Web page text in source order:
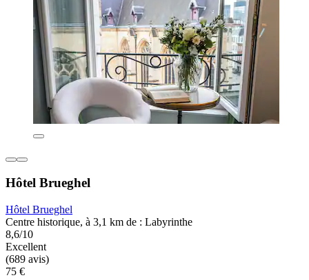
Hôtel Brueghel
Hôtel Brueghel
Centre historique, à 3,1 km de : Labyrinthe
8,6/10
Excellent
(689 avis)
75 €